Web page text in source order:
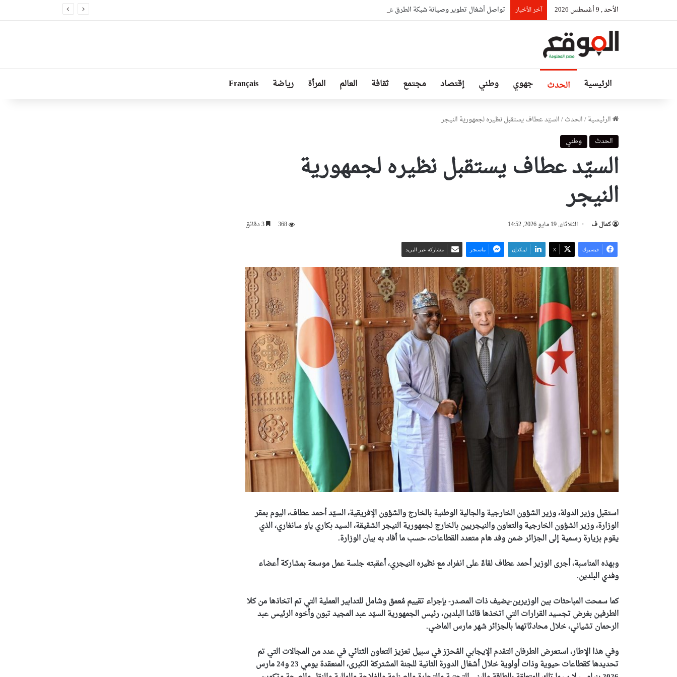
الأحد , 9 أغسطس 2026 آخر الأخبار تواصل أشغال تطوير وصيانة شبكة الطرق عبر 13 ولاية ضمن برنامج 2026
الرئيسية الحدث جهوي وطني إقتصاد مجتمع ثقافة العالم المرأة رياضة Français
الرئيسية/الحدث/السيّد عطاف يستقبل نظيره لجمهورية النيجر
الحدث
وطني
السيّد عطاف يستقبل نظيره لجمهورية
النيجر
كمال ف الثلاثاء, 19 مايو 2026, 14:52 368 3 دقائق
فيسبوك ‫X لينكدإن ماسنجر مشاركة عبر البريد
استقبل وزير الدولة، وزير الشؤون الخارجية والجالية الوطنية بالخارج والشؤون الإفريقية، السيّد أحمد عطاف، اليوم بمقر
الوزارة، وزير الشؤون الخارجية والتعاون والنيجريين بالخارج لجمهورية النيجر الشقيقة، السيد بكاري ياو سانغاري، الذي
يقوم بزيارة رسمية إلى الجزائر ضمن وفد هام متعدد القطاعات، حسب ما أفاد به بيان الوزارة.
وبهذه المناسبة، أجرى الوزير أحمد عطاف لقاءً على انفراد مع نظيره النيجري، أعقبته جلسة عمل موسعة بمشاركة أعضاء
وفدي البلدين.
كما سمحت المباحثات بين الوزيرين-يضيف ذات المصدر- بإجراء تقييم مُعمق وشامل للتدابير العملية التي تم اتخاذها من كلا
الطرفين بغرض تجسيد القرارات التي اتخذها قائدا البلدين، رئيس الجمهورية السيّد عبد المجيد تبون وأخوه الرئيس عبد
الرحمان تشياني، خلال محادثاتهما بالجزائر شهر مارس الماضي.
وفي هذا الإطار، استعرض الطرفان التقدم الإيجابي المُحرَز في سبيل تعزيز التعاون الثنائي في عدد من المجالات التي تم
تحديدها كقطاعات حيوية وذات أولوية خلال أشغال الدورة الثانية للجنة المشتركة الكبرى، المنعقدة يومي 23 و24 مارس
الدخول التكويني أكتوبر
2026..تكوين نوعي لمواكبة
المشاريع الوطنية الكبرى
“ULUMASKAN SINAN”
تعديل رزنامة الدخول المدرسي
حادث حافلة بومرداس..إيداع
صاحب الوكالة وشقيقه والوسيط